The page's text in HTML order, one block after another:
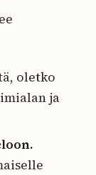
oletko
ja